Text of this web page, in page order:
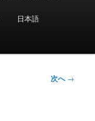
日本語
次へ→